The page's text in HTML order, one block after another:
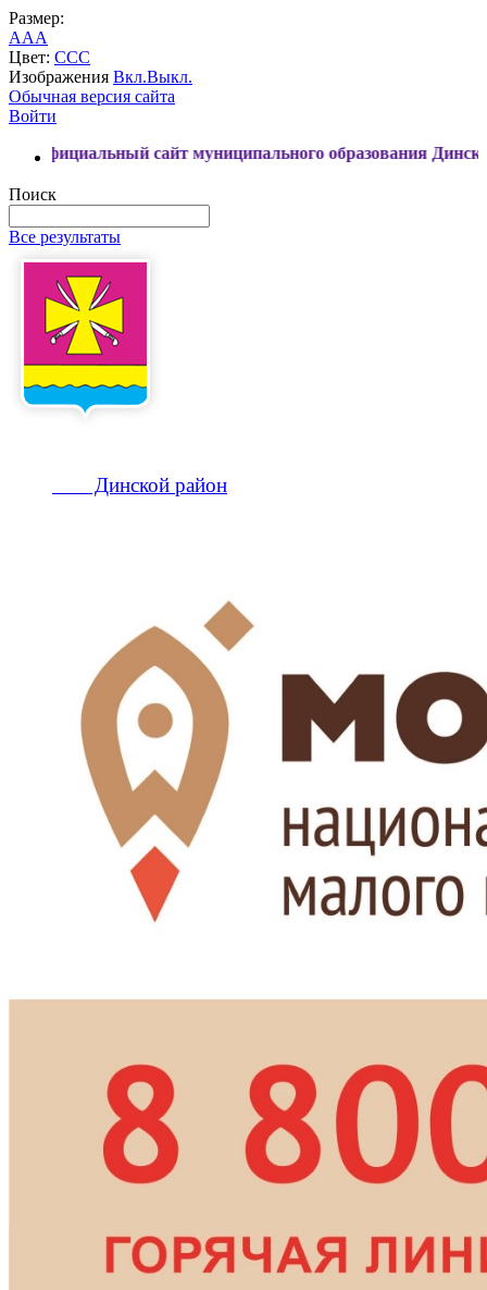
Размер:
AAA
Цвет: CCC
Изображения Вкл.Выкл.
Обычная версия сайта
Войти
муниципального образования Динской район
Поиск
Все результаты
Динской район